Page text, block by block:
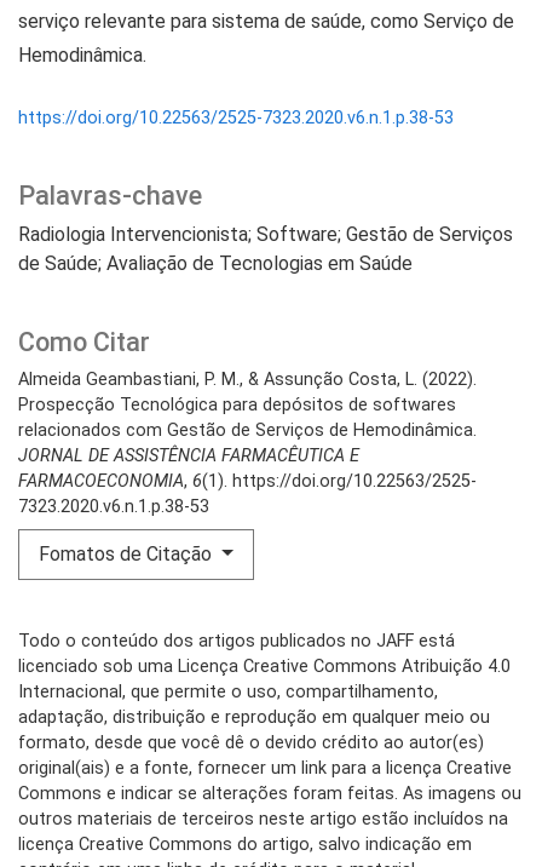
Palavras-chave
Radiologia Intervencionista; Software; Gestão de Serviços
de Saúde; Avaliação de Tecnologias em Saúde
Como Citar
Almeida Geambastiani, P. M., & Assunção Costa, L. (2022).
Prospecção Tecnológica para depósitos de softwares
relacionados com Gestão de Serviços de Hemodinâmica.
JORNAL DE ASSISTÊNCIA FARMACÊUTICA E
FARMACOECONOMIA, 6(1). https://doi.org/10.22563/2525-
7323.2020.v6.n.1.p.38-53
Fomatos de Citação
serviço relevante para sistema de saúde, como Serviço de
Hemodinâmica.
https://doi.org/10.22563/2525-7323.2020.v6.n.1.p.38-53
Todo o conteúdo dos artigos publicados no JAFF está
licenciado sob uma Licença Creative Commons Atribuição 4.0
Internacional, que permite o uso, compartilhamento,
adaptação, distribuição e reprodução em qualquer meio ou
formato, desde que você dê o devido crédito ao autor(es)
original(ais) e a fonte, fornecer um link para a licença Creative
Commons e indicar se alterações foram feitas. As imagens ou
outros materiais de terceiros neste artigo estão incluídos na
licença Creative Commons do artigo, salvo indicação em